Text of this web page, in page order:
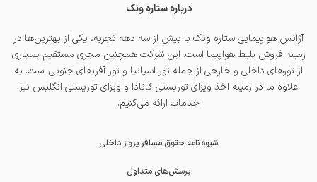
درباره ستاره ونک
آژانس هواپیمایی ستاره ونک با بیش از سه دهه تجربه، یکی از بهترین‌ها در
زمینه فروش بلیط هواپیما است. این شرکت همچنین مجری مستقیم بسیاری
از تورهای داخلی و خارجی از جمله تور اسپانیا و تور آفریقای جنوبی است. به
علاوه ما در زمینه اخذ ویزای توریستی کانادا و ویزای توریستی انگلیس نیز
خدمات ارائه می‌کنیم.
شیوه نامه حقوق مسافر پرواز داخلی
پرسش‌های متداول